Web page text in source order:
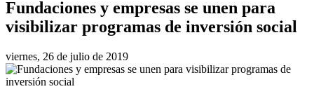
Fundaciones y empresas se unen para
visibilizar programas de inversión social
viernes, 26 de julio de 2019